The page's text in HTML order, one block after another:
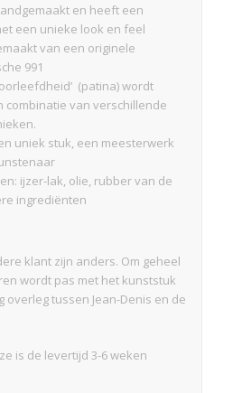
en heeft een
een unieke look en feel
van een originele
991
(patina) wordt
combinatie van verschillende
uniek stuk, een meesterwerk
ijzer-lak, olie, rubber van de
ingrediënten
klant zijn anders. Om geheel
wordt pas met het kunststuk
overleg tussen Jean-Denis en de
is de levertijd 3-6 weken